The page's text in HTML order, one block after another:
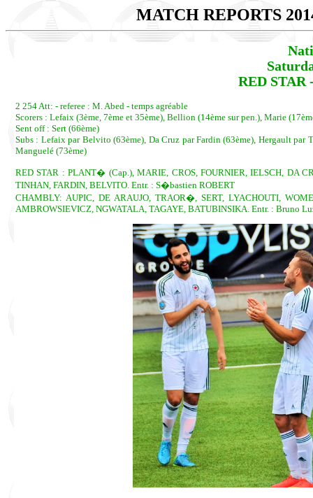
MATCH REPORTS
RED STAR
2 254 Att: - referee : M. Abed - temps agréable
Scorers : Lefaix (3ème, 7ème et 35ème), Bellion (14ème sur pen.), Marie
Sent off : Sert (66ème)
Subs : Lefaix par Belvito (63ème), Da Cruz par Fardin (63ème), Hergault par
Manguelé (73ème)
RED STAR : PLANT� (Cap.), MARIE, CROS, FOURNIER, IELSCH, DA
TINHAN, FARDIN, BELVITO. Entr. : S�bastien ROBERT
CHAMBLY: AUPIC, DE ARAUJO, TRAOR�, SERT, LYACHOUTI,
AMBROWSIEVICZ, NGWATALA, TAGAYE, BATUBINSIKA. Entr. : Bruno